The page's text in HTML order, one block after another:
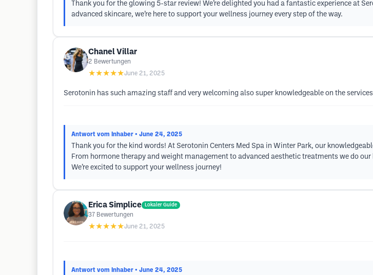
Thank you for the glowing 5-star review! We’re delighted you had a fantastic experience at
advanced skincare, we’re here to support your wellness journey every step of the way.
Chanel Villar
2 Bewertungen
★★★★★June 21, 2025
Serotonin has such amazing staff and very welcoming also super knowledgeable on the
Antwort vom Inhaber • June 24, 2025
Thank you for the kind words! At Serotonin Centers Med Spa in Winter Park, our
From hormone therapy and weight management to advanced aesthetic treatments we do
We’re excited to support your wellness journey!
Erica Simplice Lokaler Guide
37 Bewertungen
★★★★★June 21, 2025
Antwort vom Inhaber • June 24, 2025